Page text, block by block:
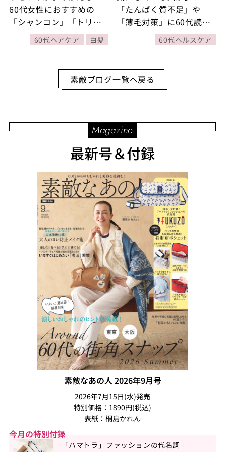
60代女性におすすめの
「シャンコン」「トリー
トメント」「ヘアカラー
剤」をご紹介
60代ヘアケア 白髪
「たんぱく質不足」や
「薄毛対策」に60代読者
がリアルに選んだ《体に
いいもの》大発表【2025
60代ヘルスケア
素敵ブログ一覧へ戻る
Magazine
最新号＆付録
素敵なあの人 2026年9月号
2026年7月15日(水)発売
特別価格：1890円(税込)
表紙：桐島かれん
今月の特別付録
「ハマトラ」ファッションの代名詞